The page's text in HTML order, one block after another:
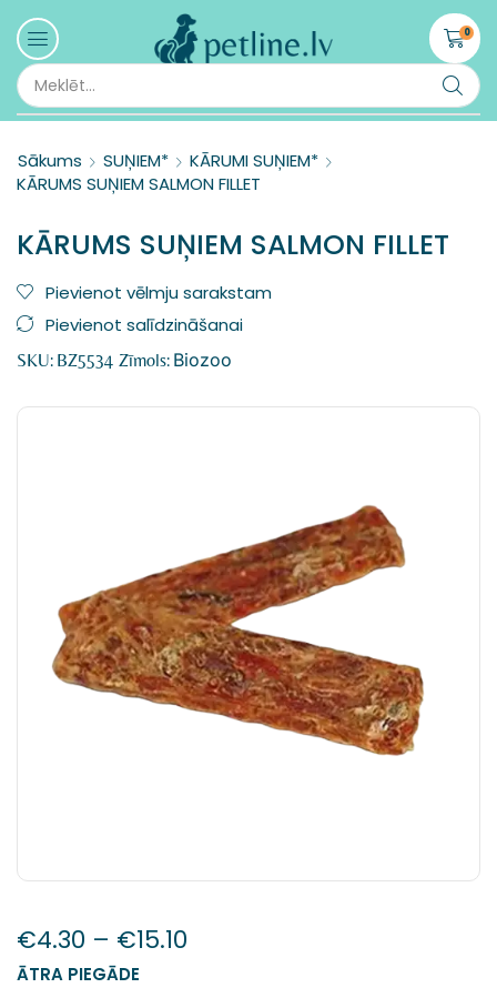
0
Sākums SUŅIEM*
KĀRUMI SUŅIEM*
KĀRUMS SUŅIEM SALMON FILLET
KĀRUMS SUŅIEM SALMON FILLET
Pievienot vēlmju sarakstam
Pievienot salīdzināšanai
SKU: BZ5534 Zīmols: Biozoo
€4.30 – €15.10
ĀTRA PIEGĀDE